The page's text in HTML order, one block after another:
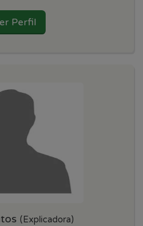
Perfil
(Explicadora)